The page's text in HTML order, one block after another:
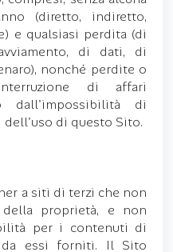
(diretto, indiretto,
e qualsiasi perdita (di
di dati, di
nonché perdite o
di affari
dall'impossibilità di
di questo Sito.
a siti di terzi che non
proprietà, e non
per i contenuti di
essi forniti. Il Sito